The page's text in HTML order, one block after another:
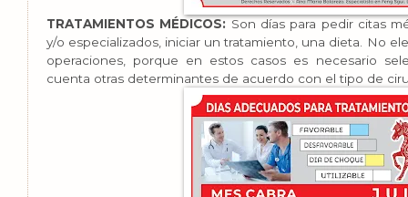
TRATAMIENTOS MÉDICOS: Son días para pedir citas
y/o especializados, iniciar un tratamiento, una dieta. No
operaciones, porque en estos casos es necesario
cuenta otras determinantes de acuerdo con el tipo de